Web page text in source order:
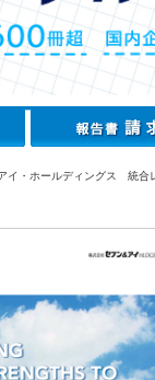
イ・ホールディングス 統合